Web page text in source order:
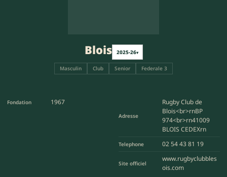
Blois 2025-26▾
Masculin Club Senior Federale 3
Fondation 1967
Adresse
Rugby Club de
Blois<br>rnBP
974<br>rn41009
BLOIS CEDEXrn
Telephone 02 54 43 81 19
Site officiel
www.rugbyclubbles
ois.com